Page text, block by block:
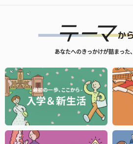
あなたへのきっかけが詰まった